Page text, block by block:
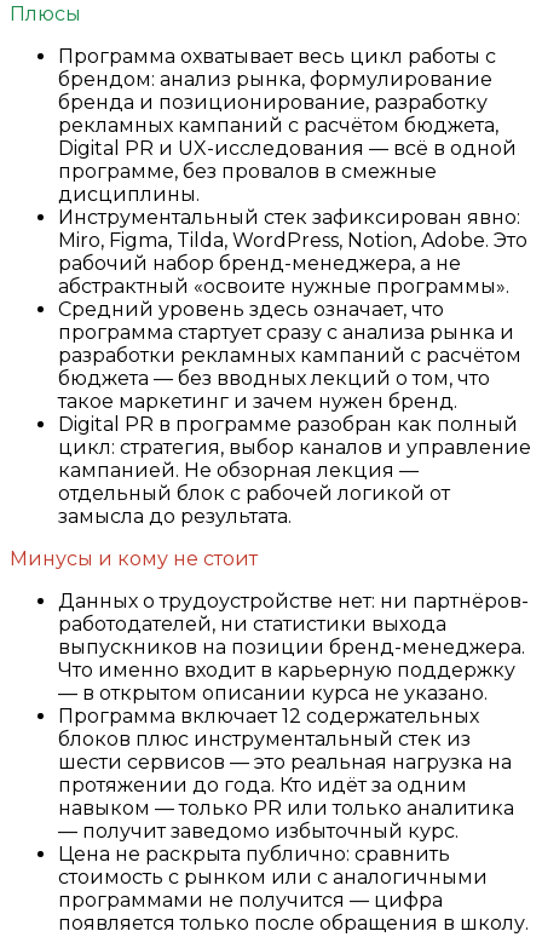
Плюсы
Программа охватывает весь цикл работы с
брендом: анализ рынка, формулирование
бренда и позиционирование, разработку
рекламных кампаний с расчётом бюджета,
Digital PR и UX-исследования — всё в одной
программе, без провалов в смежные
дисциплины.
Инструментальный стек зафиксирован явно:
Miro, Figma, Tilda, WordPress, Notion, Adobe. Это
рабочий набор бренд-менеджера, а не
абстрактный «освоите нужные программы».
Средний уровень здесь означает, что
программа стартует сразу с анализа рынка и
разработки рекламных кампаний с расчётом
бюджета — без вводных лекций о том, что
такое маркетинг и зачем нужен бренд.
Digital PR в программе разобран как полный
цикл: стратегия, выбор каналов и управление
кампанией. Не обзорная лекция —
отдельный блок с рабочей логикой от
замысла до результата.
Минусы и кому не стоит
Данных о трудоустройстве нет: ни партнёров-
работодателей, ни статистики выхода
выпускников на позиции бренд-менеджера.
Что именно входит в карьерную поддержку
— в открытом описании курса не указано.
Программа включает 12 содержательных
блоков плюс инструментальный стек из
шести сервисов — это реальная нагрузка на
протяжении до года. Кто идёт за одним
навыком — только PR или только аналитика
— получит заведомо избыточный курс.
Цена не раскрыта публично: сравнить
стоимость с рынком или с аналогичными
программами не получится — цифра
появляется только после обращения в школу.